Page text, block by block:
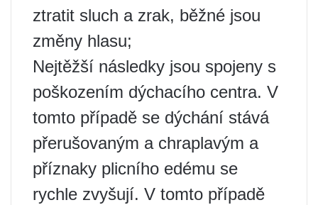
ztratit sluch a zrak, běžné jsou
změny hlasu;
Nejtěžší následky jsou spojeny s
poškozením dýchacího centra. V
tomto případě se dýchání stává
přerušovaným a chraplavým a
příznaky plicního edému se
rychle zvyšují. V tomto případě